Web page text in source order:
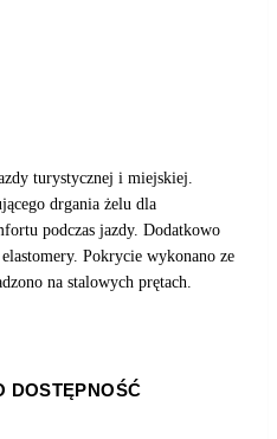
turystycznej i miejskiej.
drgania żelu dla
podczas jazdy. Dodatkowo
Pokrycie wykonano ze
na stalowych prętach.
DOSTĘPNOŚĆ